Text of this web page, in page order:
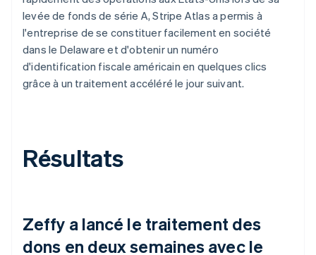
levée de fonds de série A, Stripe Atlas a permis à
l'entreprise de se constituer facilement en société
dans le Delaware et d'obtenir un numéro
d'identification fiscale américain en quelques clics
grâce à un traitement accéléré le jour suivant.
Résultats
Zeffy a lancé le traitement des
dons en deux semaines avec le